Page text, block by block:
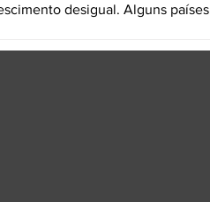
desigual. Alguns países